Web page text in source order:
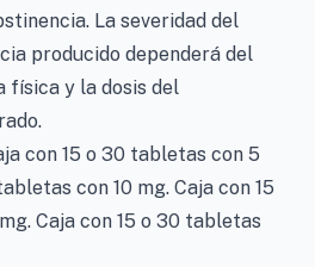
La severidad del
producido dependerá del
física y la dosis del
con 15 o 30 tabletas con 5
con 10 mg. Caja con 15
Caja con 15 o 30 tabletas